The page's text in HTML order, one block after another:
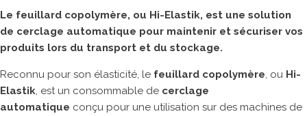
Le feuillard copolymère, ou Hi-Elastik, est une solution
de cerclage automatique pour maintenir et sécuriser vos
produits lors du transport et du stockage.
Reconnu pour son élasticité, le feuillard copolymère, ou Hi-
Elastik, est un consommable de cerclage
automatique conçu pour une utilisation sur des machines de
ROBOTS COLLABORATIFS